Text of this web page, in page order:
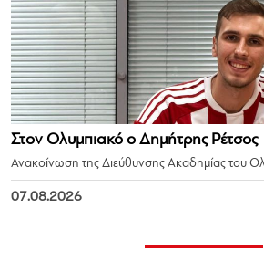
Στον Ολυμπιακό ο Δημήτρης Ρέτσος
Ανακοίνωση της Διεύθυνσης Ακαδημίας του
07.08.2026